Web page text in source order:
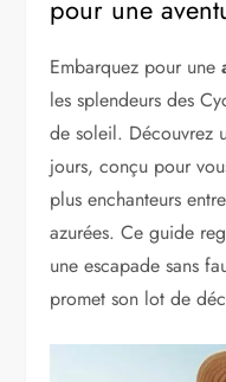
pour une
Embarquez pour une
les splendeurs des
de soleil. Découvrez
jours, conçu pour
plus enchanteurs
azurées. Ce guide
une escapade sans
promet son lot de